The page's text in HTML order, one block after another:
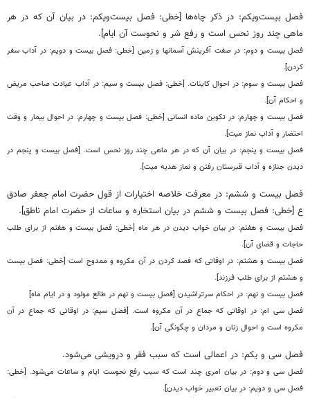
فصل بیست‌ویکم: در ذکر چاه‌ها [خطی: فصل بیست‌ویکم: در بیان آن که در هر
ماهی چند روز نحس است و رفع شر و نحوست آن ایام].
فصل بیست و دوم: در صفت آفرینش آسمانها و زمین [خطی: فصل بیست و دویم: در آداب سفر
کردن].
فصل بیست و سوم: در احوال کاینات. [خطی: فصل بیست و سیم: در آداب عیادت صاحب مریض
و احکام آن].
فصل بیست و چهارم: در تکوین ماده انسانی [خطی: فصل بیست و چهارم: در احوال بیمار و وقت
احتضار و آداب نماز میت].
فصل بیست و پنجم: در بیان آن که در هر ماهی چند روز نحس است. [فصل بیست و پنجم در
دیدن جنازه و آداب قبرستان رفتن و نماز هدیه میت].
فصل بیست و ششم: در معرفت خلاصه اختیارات از قول حضرت امام جعفر صادق
ع [خطی: فصل بیست و ششم در بیان استخاره و ساعات از حضرت امام ناطق].
فصل بیست و هفتم: در بیان خواب دیدن در هر ماه [خطی: فصل بیست و هفتم از برای طلب
حاجات و قضای آن].
فصل بیست و هشتم: در اوقاتی که فصد کردن در آن مکروه و ممدوح است [خطی: فصل بیست
و هشتم از برای طلب فرزند].
فصل بیست و نهم: در احکام سرتراشیدن [فصل بیست و نهم در طالع مولود و در ایام ماه]
فصل سی ام: در اوقاتی که جماع در آن مکروه است. [فصل سیم: در اوقاتی که جماع در آن
مکروه است و احوال زنان و مردان و چگونگی آن].
فصل سی و یکم: در اعمالی است که سبب فقر و درویشی می‌شود.
فصل سی و دوم: در بیان امری چند است که سبب رفع نحوست ایام و ساعات می‌شود. [خطی:
فصل سی و دویم: در بیان تعبیر خواب دیدن].